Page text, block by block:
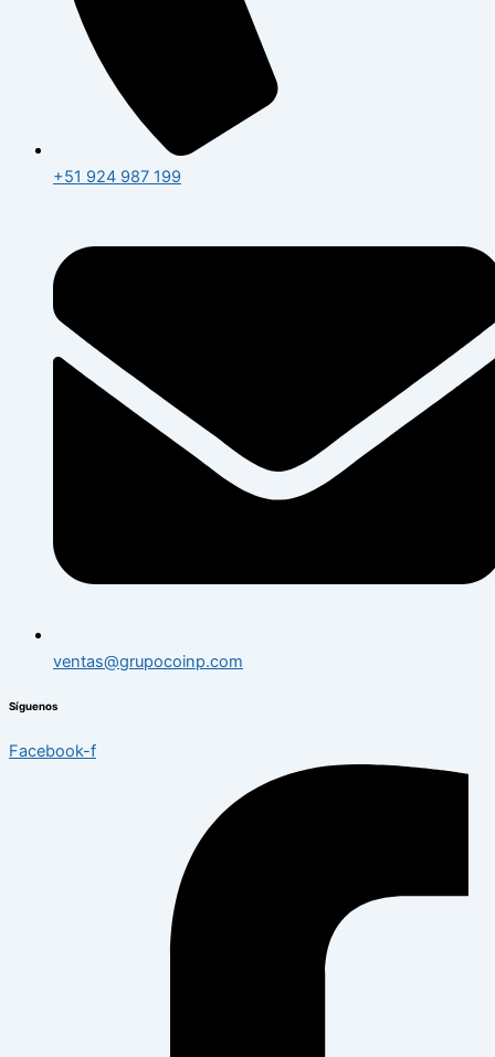
+51 924 987 199
ventas@grupocoinp.com
Síguenos
Facebook-f